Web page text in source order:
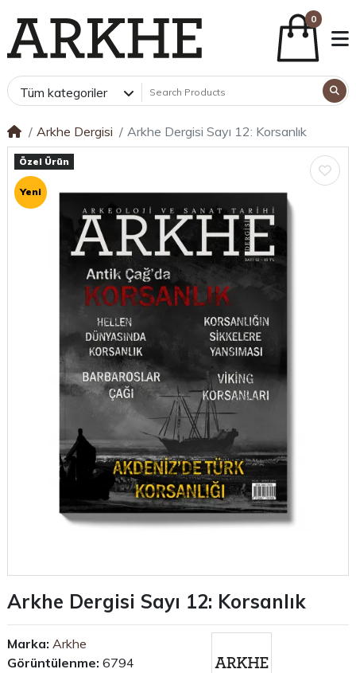
0
Tüm kategoriler
Arkhe Dergisi Arkhe Dergisi Sayı 12: Korsanlık
Özel Ürün
Yeni
Arkhe Dergisi Sayı 12: Korsanlık
Marka: Arkhe
Görüntülenme: 6794